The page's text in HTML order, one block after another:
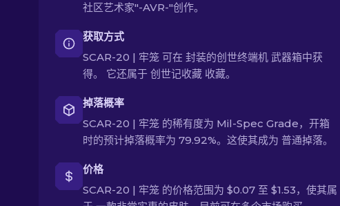
社区艺术家"-AVR-"创作。
获取方式
SCAR-20 | 牢笼 可在 封装的创世终端机 武器箱中获
得。 它还属于 创世记收藏 收藏。
掉落概率
SCAR-20 | 牢笼 的稀有度为 Mil-Spec Grade，开箱
时的预计掉落概率为 79.92%。这使其成为 普通掉落。
价格
SCAR-20 | 牢笼 的价格范围为 $0.07 至 $1.53，使其属